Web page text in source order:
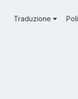
Traduzione